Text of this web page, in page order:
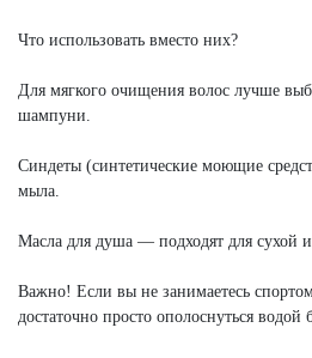
Что использовать вместо них?
Для мягкого очищения волос лучше
шампуни.
Синдеты (синтетические моющие
мыла.
Масла для душа — подходят для сухой и
Важно! Если вы не занимаетесь
достаточно просто ополоснуться водой